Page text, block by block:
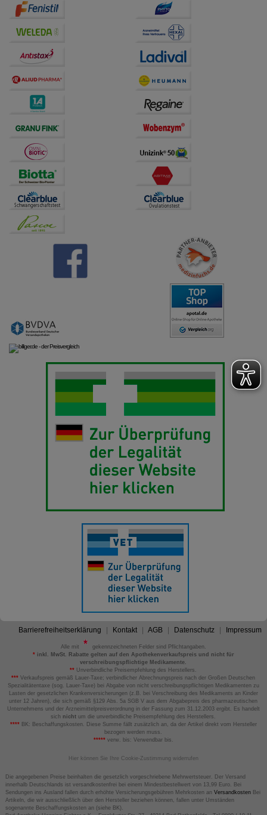
Barrierefreiheitserklärung Kontakt AGB Datenschutz Impressum
Alle mit
gekennzeichneten Felder sind Pflichtangaben.
*inkl. MwSt. Rabatte gelten auf den Apothekenverkaufspreis und nicht für
verschreibungspflichtige Medikamente.
** Unverbindliche Preisempfehlung des Herstellers.
*** Verkaufspreis gemäß Lauer-Taxe; verbindlicher Abrechnungspreis nach der Großen Deutschen
Spezialitätentaxe (sog. Lauer-Taxe) bei Abgabe von nicht verschreibungspflichtigen Medikamenten zu
Lasten der gesetzlichen Krankenversicherungen (z.B. bei Verschreibung des Medikaments an Kinder
unter 12 Jahren), die sich gemäß §129 Abs. 5a SGB V aus dem Abgabepreis des pharmazeutischen
Unternehmens und der Arzneimittelpreisverordnung in der Fassung zum 31.12.2003 ergibt. Es handelt
sich nicht um die unverbindliche Preisempfehlung des Herstellers.
****BK: Beschaffungskosten. Diese Summe fällt zusätzlich an, da der Artikel direkt vom Hersteller
bezogen werden muss.
*****verw. bis: Verwendbar bis.
Hier können Sie Ihre Cookie-Zustimmung widerrufen
Die angegebenen Preise beinhalten die gesetzlich vorgeschriebene Mehrwertsteuer. Der Versand
innerhalb Deutschlands ist versandkostenfrei bei einem Mindestbestellwert von 13,99 Euro. Bei
Sendungen ins Ausland fallen durch erhöhte Versicherungsgebühren Mehrkosten an VersandkostenBei
Artikeln, die wir ausschließlich über den Hersteller beziehen können, fallen unter Umständen
sogenannte Beschaffungskosten an (siehe BK).